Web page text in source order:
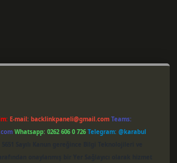
E-mail: backlinkpaneli@gmail.com Teams:
Whatsapp: 0262 606 0 726 Telegram: @karabul